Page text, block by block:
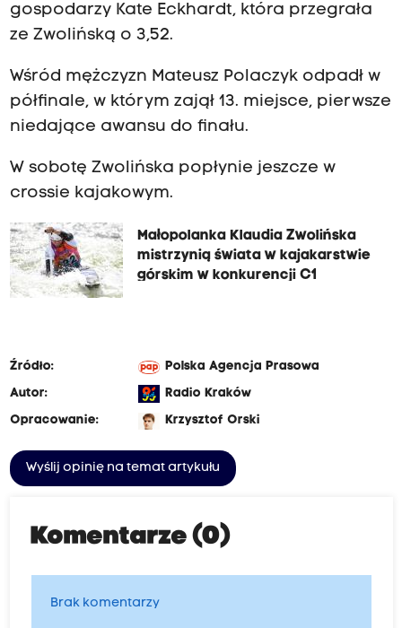
gospodarzy Kate Eckhardt, która przegrała
ze Zwolińską o 3,52.
Wśród mężczyzn Mateusz Polaczyk odpadł w
półfinale, w którym zajął 13. miejsce, pierwsze
niedające awansu do finału.
W sobotę Zwolińska popłynie jeszcze w
crossie kajakowym.
Małopolanka Klaudia Zwolińska
mistrzynią świata w kajakarstwie
górskim w konkurencji C1
Źródło:
Polska Agencja Prasowa
Autor:
Radio Kraków
Opracowanie:
Krzysztof Orski
Wyślij opinię na temat artykułu
Komentarze (0)
Brak komentarzy